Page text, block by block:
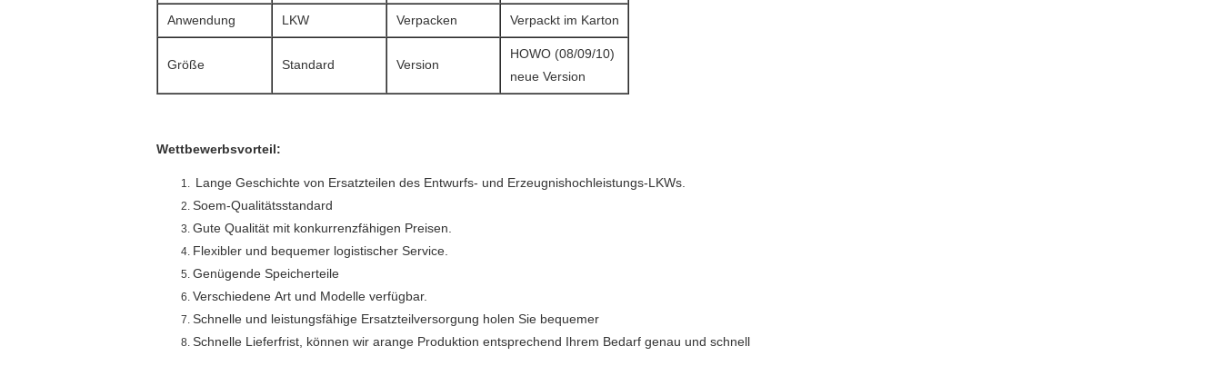
Anwendung LKW Verpacken Verpackt im Karton
Größe Standard Version
HOWO (08/09/10)
neue Version
Wettbewerbsvorteil:
Lange Geschichte von Ersatzteilen des Entwurfs- und Erzeugnishochleistungs-LKWs.
Soem-Qualitätsstandard
Gute Qualität mit konkurrenzfähigen Preisen.
Flexibler und bequemer logistischer Service.
Genügende Speicherteile
Verschiedene Art und Modelle verfügbar.
Schnelle und leistungsfähige Ersatzteilversorgung holen Sie bequemer
Schnelle Lieferfrist, können wir arange Produktion entsprechend Ihrem Bedarf genau und schnell